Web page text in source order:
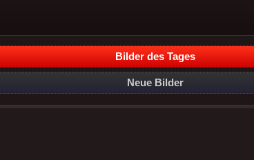
Bilder des Tages
Neue Bilder